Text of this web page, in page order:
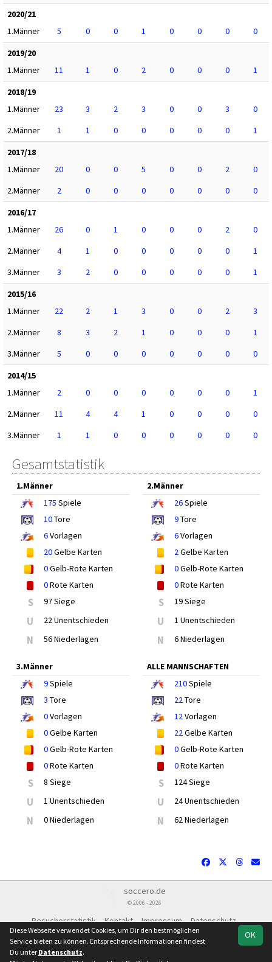
2020/21
1.Männer
5 0 0 1 0 0 0
0
2019/20
1.Männer
11 1 0 2 0 0 0
1
2018/19
1.Männer
23 3 2 3 0 0 3
0
2.Männer
1 1 0 0 0 0 0
1
2017/18
1.Männer
20 0 0 5 0 0 2
0
2.Männer
2 0 0 0 0 0 0
0
2016/17
1.Männer
26 0 1 0 0 0 2
0
2.Männer
4 1 0 0 0 0 0
1
3.Männer
3 2 0 0 0 0 0
1
2015/16
1.Männer
22 2 1 3 0 0 2
3
2.Männer
8 3 2 1 0 0 0
1
3.Männer
5 0 0 0 0 0 0
0
2014/15
1.Männer
2 0 0 0 0 0 0
1
2.Männer
11 4 4 1 0 0 0
0
3.Männer
1 1 0 0 0 0 0 0
Gesamtstatistik
1.Männer
175 Spiele
10Tore
6Vorlagen
20Gelbe Karten
0Gelb-Rote Karten
0Rote Karten
S 97 Siege
U 22 Unentschieden
N 56 Niederlagen
2.Männer
26Spiele
9Tore
6Vorlagen
2Gelbe Karten
0Gelb-Rote Karten
0Rote Karten
S 19 Siege
U 1 Unentschieden
N 6 Niederlagen
3.Männer
9Spiele
3 Tore
0Vorlagen
0Gelbe Karten
0Gelb-Rote Karten
0Rote Karten
S 8 Siege
U 1 Unentschieden
N 0 Niederlagen
ALLE MANNSCHAFTEN
210Spiele
22Tore
12Vorlagen
22Gelbe Karten
0Gelb-Rote Karten
0Rote Karten
S 124 Siege
U 24 Unentschieden
N 62 Niederlagen
soccero.de
© 2006 - 2026
Besucherstatistik Kontakt Impressum
Datenschutz
OK
Diese Webseite verwendet Cookies, um Dir den bestmöglichen
Service bieten zu können. Entsprechende Informationen findest
Du unter Datenschutz.